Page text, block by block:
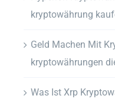
kryptowährung
Geld Machen Mit
kryptowährungen
Was Ist Xrp